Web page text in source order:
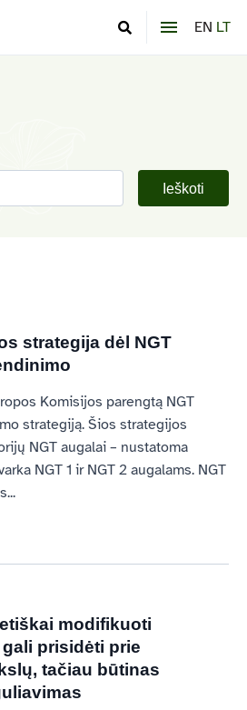
EN LT
strategija dėl NGT
Komisijos parengtą NGT
strategiją. Šios strategijos
NGT augalai – nustatoma
NGT 1 irNGT 2 augalams. NGT
modifikuoti
prisidėti prie
tačiau būtinas